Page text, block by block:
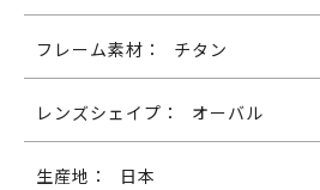
フレーム素材： チタン
レンズシェイプ： オーバル
生産地： 日本